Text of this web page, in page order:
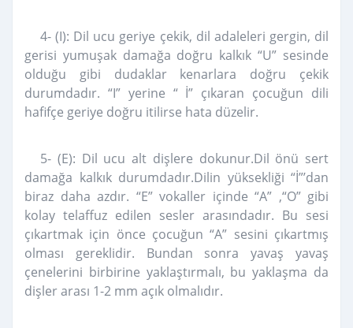
4- (I): Dil ucu geriye çekik, dil adaleleri gergin, dil
gerisi yumuşak damağa doğru kalkık “U” sesinde
olduğu gibi dudaklar kenarlara doğru çekik
durumdadır. “I” yerine “ İ” çıkaran çocuğun dili
hafifçe geriye doğru itilirse hata düzelir.
5- (E): Dil ucu alt dişlere dokunur.Dil önü sert
damağa kalkık durumdadır.Dilin yüksekliği “İ”’dan
biraz daha azdır. “E” vokaller içinde “A” ,“O” gibi
kolay telaffuz edilen sesler arasındadır. Bu sesi
çıkartmak için önce çocuğun “A” sesini çıkartmış
olması gereklidir. Bundan sonra yavaş yavaş
çenelerini birbirine yaklaştırmalı, bu yaklaşma da
dişler arası 1-2 mm açık olmalıdır.